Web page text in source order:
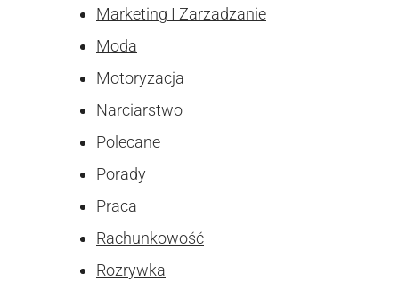
Marketing I Zarzadzanie
Moda
Motoryzacja
Narciarstwo
Polecane
Porady
Praca
Rachunkowość
Rozrywka